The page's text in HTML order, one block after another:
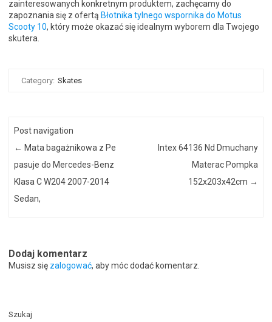
zainteresowanych konkretnym produktem, zachęcamy do
zapoznania się z ofertą Błotnika tylnego wspornika do Motus
Scooty 10, który może okazać się idealnym wyborem dla Twojego
skutera.
Category: Skates
Post navigation
← Mata bagażnikowa z Pe
pasuje do Mercedes-Benz
Klasa C W204 2007-2014
Sedan,
Intex 64136 Nd Dmuchany
Materac Pompka
152x203x42cm →
Dodaj komentarz
Musisz się zalogować, aby móc dodać komentarz.
Szukaj